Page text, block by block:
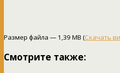
Размер файла — 1,39 MB (Скачать
Смотрите также: